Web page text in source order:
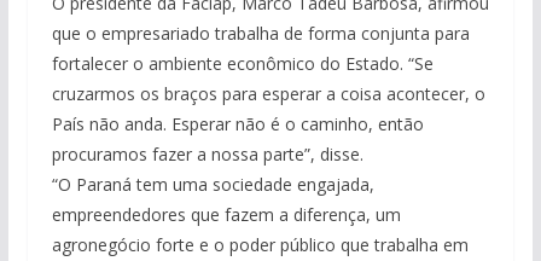
que o empresariado trabalha de forma conjunta para
fortalecer o ambiente econômico do Estado. “Se
cruzarmos os braços para esperar a coisa acontecer, o
País não anda. Esperar não é o caminho, então
procuramos fazer a nossa parte”, disse.
“O Paraná tem uma sociedade engajada,
empreendedores que fazem a diferença, um
agronegócio forte e o poder público que trabalha em